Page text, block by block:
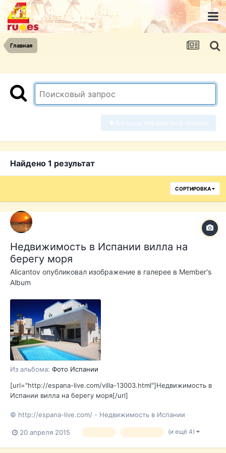
Главная
Найдено 1 результат
СОРТИРОВКА
Недвижимость в Испании вилла на
берегу моря
Alicantov опубликовал изображение в галерее в Member's
Album
Из альбома: Фото Испании
[url="http://espana-live.com/villa-13003.html"]Недвижимость в
Испании вилла на берегу моря[/url]
© http://espana-live.com/ - Недвижимость в Испании
20 апреля 2015 (и ещё 4)